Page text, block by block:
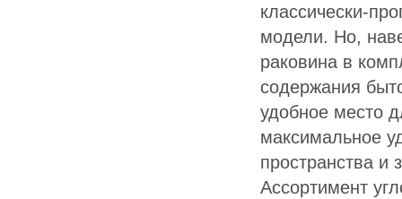
классически-
модели. Но,
раковина в
содержания
удобное место
максимальное
пространства и
Ассортимент